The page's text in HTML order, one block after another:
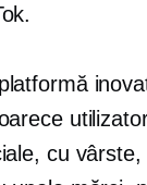
cu